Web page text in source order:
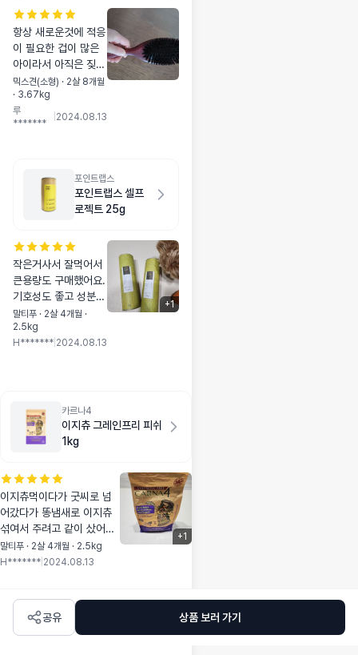
항상 새로운것에 적응
이 필요한 겁이 많은
아이라서 아직은 짖고
난리법석이지만 좋을
것같아요. 산책 후에
일반 빗질으론 뭔가
믹스견(소형) · 2살 8개월
· 3.67kg
루
*******
2024.08.13
포인트랩스
포인트랩스 셀프
로젝트 25g
작은거사서 잘먹어서
큰용량도 구매했어요.
기호성도 좋고 성분도
좋아서 우선 계속 급
여예정입니다.
말티푸 · 2살 4개월 ·
2.5kg
H******* 2024.08.13
+1
카르나4
이지츄 그레인프리 피쉬
1kg
이지츄먹이다가 굿씨로 넘
어갔다가 똥냄새로 이지츄
섞여서 주려고 같이 샀어요!
처음엔 이지츄,굿씨 둘다 잘
먹었는데 요즘은 굿씨 먼저
말티푸 · 2살 4개월 · 2.5kg
H******* 2024.08.13
+1
공유 상품 보러 가기